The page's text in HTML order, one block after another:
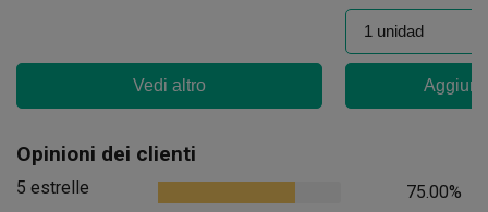
Vedi altro
Opinioni dei clienti
5 estrelle
75.00%